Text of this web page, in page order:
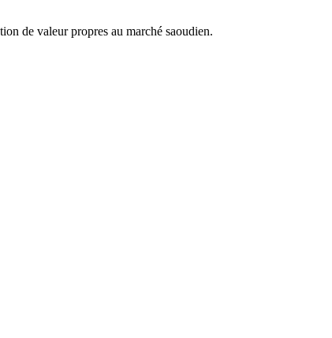
de valeur propres au marché saoudien.